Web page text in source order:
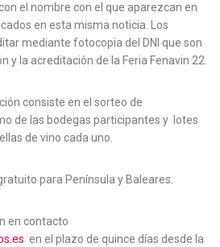
el nombre con el que aparezcan en
en esta misma noticia. Los
mediante fotocopia del DNI que son
y la acreditación de la Feria Fenavin 22.
consiste en el sorteo de
de las bodegas participantes y lotes
de vino cada uno.
para Península y Baleares.
en contacto
en el plazo de quince días desde la